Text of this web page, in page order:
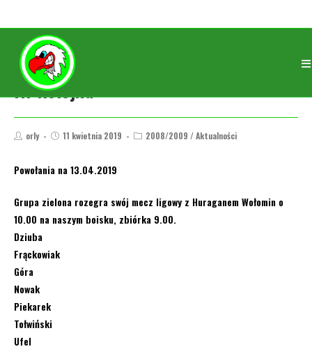
III Kolejka
orly 11 kwietnia 2019 2008/2009 /Aktualności
Powołania na 13.04.2019
Grupa zielona rozegra swój mecz ligowy z Huraganem Wołomin o
10.00 na naszym boisku, zbiórka 9.00.
Dziuba
Frąckowiak
Góra
Nowak
Piekarek
Tołwiński
Ufel